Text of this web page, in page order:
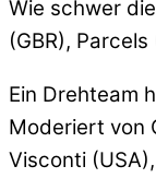
Wie schwer
(GBR),
Ein Drehteam
Moderiert von
Visconti